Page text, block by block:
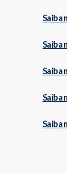
Saiba
Saiba
Saiba
Saiba
Saiba